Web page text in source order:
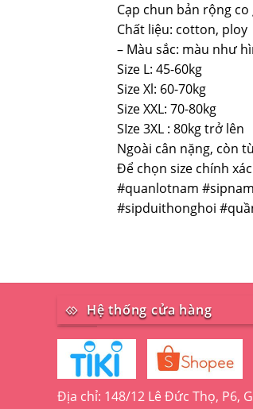
Cạp chun bản rộng
Chất liệu: cotton, ploy
– Màu sắc: màu như
Size L: 45-60kg
Size Xl: 60-70kg
Size XXL: 70-80kg
SIze 3XL : 80kg trở lên
Ngoài cân nặng, còn
Để chọn size chính
#quanlotnam
#sipduithonghoi
Hệ thống cửa hàng
Địa chỉ: 148/12 Lê Đức Thọ, P6,